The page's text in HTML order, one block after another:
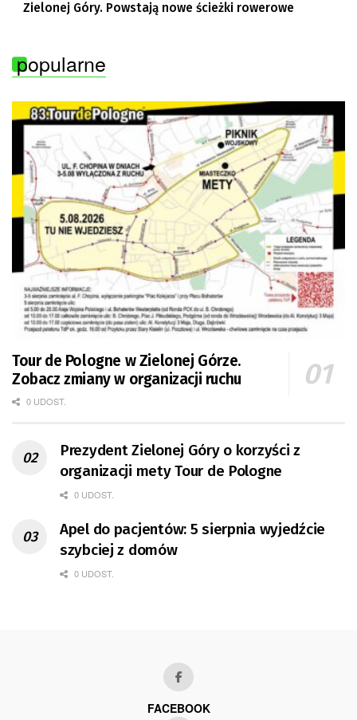
Zielonej Góry. Powstają nowe ścieżki rowerowe
popularne
Tour de Pologne w Zielonej Górze.
Zobacz zmiany w organizacji ruchu
0 UDOST.
Prezydent Zielonej Góry o korzyści z
organizacji mety Tour de Pologne
0 UDOST.
Apel do pacjentów: 5 sierpnia wyjedźcie
szybciej z domów
0 UDOST.
FACEBOOK